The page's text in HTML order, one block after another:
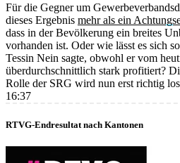
Für die Gegner um
dieses Ergebnis mehr als ein
dass in der Bevölkerung ein breites
vorhanden ist. Oder wie lässt es sich
Tessin Nein sagte, obwohl er vom
überdurchschnittlich stark profitiert?
Rolle der SRG wird nun erst richtig
16:37
RTVG-Endresultat nach Kantonen